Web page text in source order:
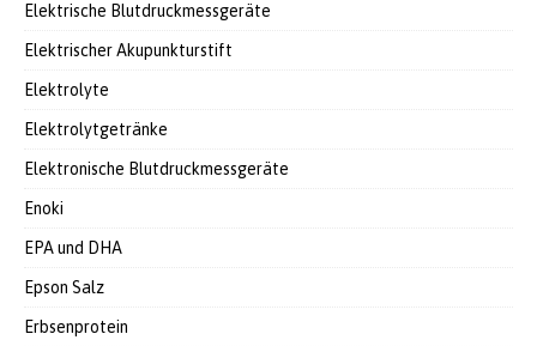
Elektrische Blutdruckmessgeräte
Elektrischer Akupunkturstift
Elektrolyte
Elektrolytgetränke
Elektronische Blutdruckmessgeräte
Enoki
EPA und DHA
Epson Salz
Erbsenprotein